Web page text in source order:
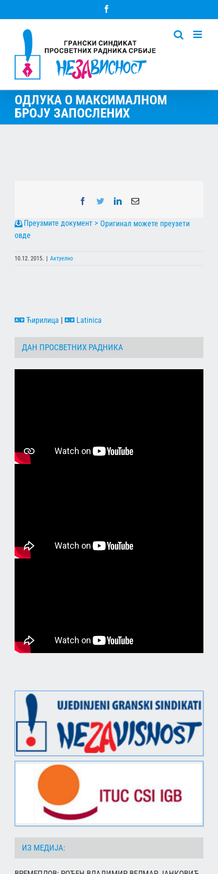
to
ОДЛУКА О МАКСИМАЛНОМ
БРОЈУ ЗАПОСЛЕНИХ
Facebook
TwitterLinkedInEmail
Оригинал можете преузети
овде
10.12. 2015. | Актуелно
Ћирилица | Latinica
ДАН ПРОСВЕТНИХ РАДНИКА
ИЗ МЕДИЈА: